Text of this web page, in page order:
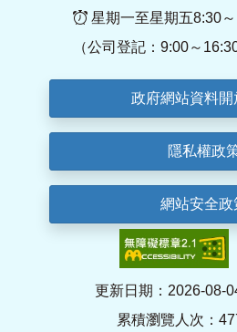
星期一至星期五8:30
（公司登記：9:00～
政府網站資料開
隱私權政
網站安全政
更新日期：2026-08-
累積瀏覽人次：